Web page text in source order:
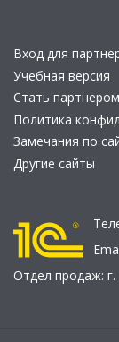
Вход для
Учебная версия
Стать партнером
Политика
Замечания по
Другие сайты
Отдел продаж: